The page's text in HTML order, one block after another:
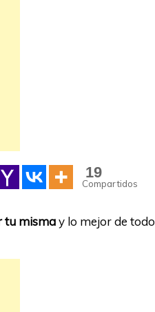
19
Compartidos
tu mismay lo mejor de todo